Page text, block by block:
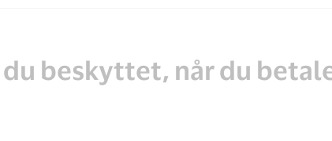
beskyttet, når du